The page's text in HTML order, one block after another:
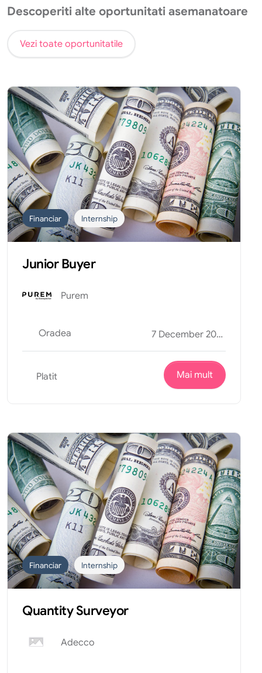
Descoperiti alte oportunitati asemanatoare
Vezi toate oportunitatile
Financiar Internship
Junior Buyer
Purem
Oradea 7 December 2025
Platit Mai mult
Financiar Internship
Quantity Surveyor
Adecco